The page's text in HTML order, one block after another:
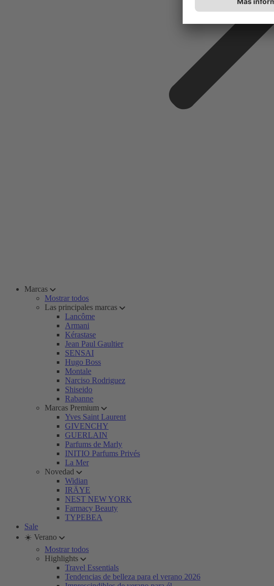
Marcas
Mostrar todos
Las principales marcas
Lancôme
Armani
Kérastase
Jean Paul Gaultier
SENSAI
Hugo Boss
Montale
Narciso Rodriguez
Shiseido
Rabanne
Marcas Premium
Yves Saint Laurent
GIVENCHY
GUERLAIN
Parfums de Marly
INITIO Parfums Privés
La Mer
Novedad
Widian
IRÄYE
NEST NEW YORK
Farmacy Beauty
TYPEBEA
Sale
☀️ Verano
Mostrar todos
Highlights
Travel Essentials
Tendencias de belleza para el verano 2026